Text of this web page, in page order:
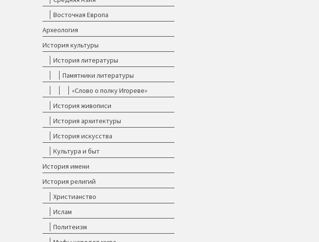
Восточная Европа
Археология
История культуры
История литературы
Памятники литературы
«Слово о полку Игореве»
История живописи
История архитектуры
История искусства
Культура и быт
История имени
История религий
Христианство
Ислам
Политеизм